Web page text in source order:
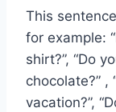
This
for example:
shirt?”, “Do
chocolate?” ,
vacation?”,